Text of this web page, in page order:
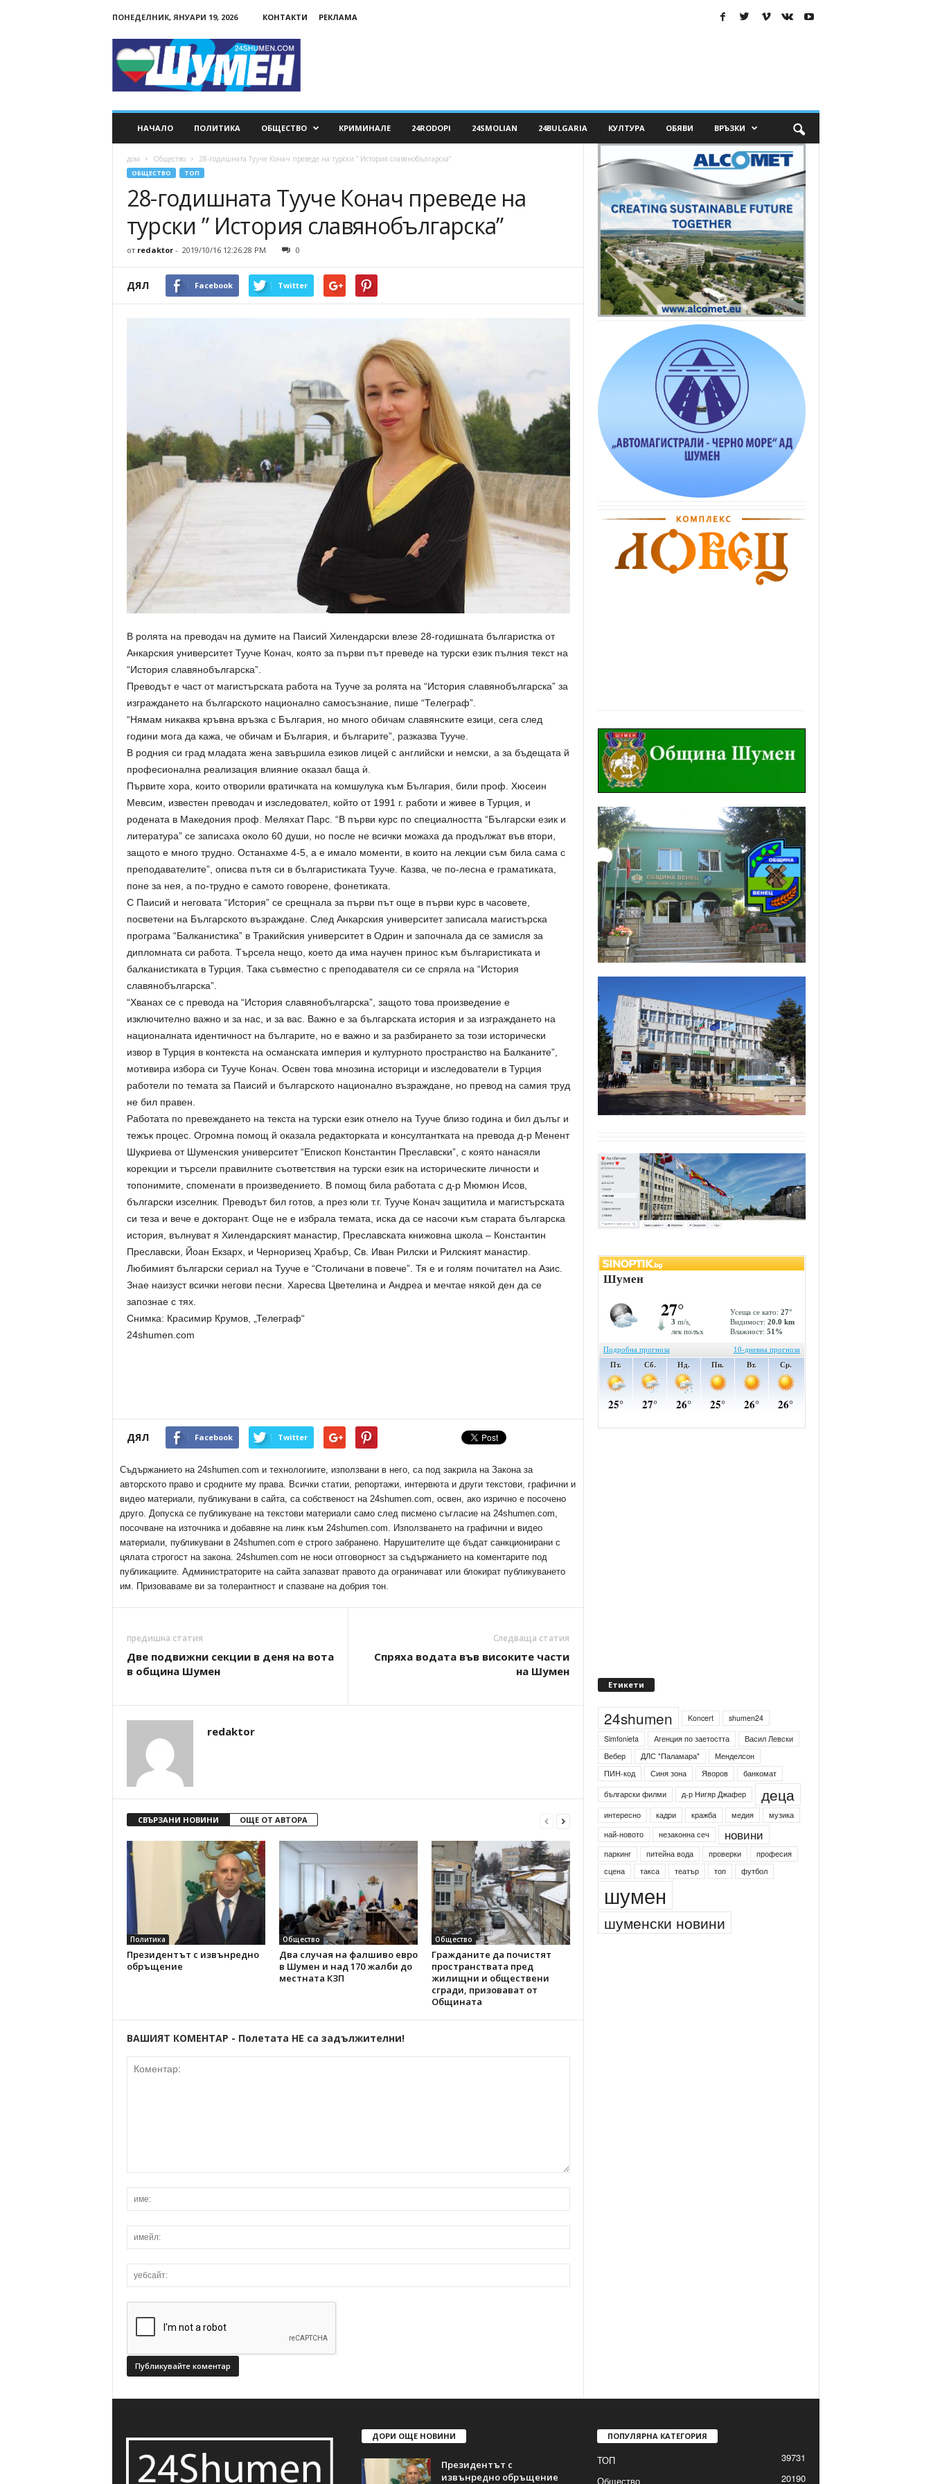
ПОНЕДЕЛНИК, ЯНУАРИ 19, 2026 КОНТАКТИ РЕКЛАМА
НАЧАЛО ПОЛИТИКА ОБЩЕСТВО КРИМИНАЛЕ 24RODOPI 24SMOLIAN 24BULGARIA КУЛТУРА ОБЯВИ ВРЪЗКИ
дом Общество 28-годишната Тууче Конач преведе на турски ” История славянобългарска”
ОБЩЕСТВО ТОП
28-годишната Тууче Конач преведе на
турски ” История славянобългарска”
от redaktor- 2019/10/16 12:26:28 PM 0
ДЯЛ Facebook Twitter
В ролята на преводач на думите на Паисий Хилендарски влeзe 28-годишната българистка от
Анкарския университет Тууче Конач, която за първи път преведе на турски език пълния текст на
“История славянобългарска”.
Преводът е част от магистърската работа на Тууче за ролята на “История славянобългарска” за
изграждането на българското национално самосъзнание, пише “Телеграф”.
“Нямам никаква кръвна връзка с България, но много обичам славянските езици, сега след
години мога да кажа, че обичам и България, и българите”, разказва Тууче.
В родния си град младата жена завършила езиков лицей с английски и немски, а за бъдещата й
професионална реализация влияние оказал баща ѝ.
Първите хора, които отворили вратичката на комшулука към България, били проф. Хюсеин
Мевсим, известен преводач и изследовател, който от 1991 г. работи и живее в Турция, и
родената в Македония проф. Меляхат Парс. “В първи курс по специалността “Български език и
литература” се записаха около 60 души, но после не всички можаха да продължат във втори,
защото е много трудно. Останахме 4-5, а е имало моменти, в които на лекции съм била сама с
преподавателите”, описва пътя си в българистиката Тууче. Казва, че по-лесна е граматиката,
поне за нея, а по-трудно е самото говорене, фонетиката.
С Паисий и неговата “История” се срещнала за първи път още в първи курс в часовете,
посветени на Българското възраждане. След Анкарския университет записала магистърска
програма “Балканистика” в Тракийския университет в Одрин и започнала да се замисля за
дипломната си работа. Търсела нещо, което да има научен принос към българистиката и
балканистиката в Турция. Така съвместно с преподавателя си се спряла на “История
славянобългарска”.
“Хванах се с превода на “История славянобългарска”, защото това произведение е
изключително важно и за нас, и за вас. Важно е за българската история и за изграждането на
националната идентичност на българите, но е важно и за разбирането за този исторически
извор в Турция в контекста на османската империя и културното пространство на Балканите”,
мотивира избора си Тууче Конач. Освен това мнозина историци и изследователи в Турция
работели по темата за Паисий и българското национално възраждане, но превод на самия труд
не бил правен.
Работата по превеждането на текста на турски език отнело на Тууче близо година и бил дълъг и
тежък процес. Огромна помощ й оказала редакторката и консултантката на превода д-р Менент
Шукриева от Шуменския университет “Епископ Константин Преславски”, с която нанасяли
корекции и търсели правилните съответствия на турски език на историческите личности и
топонимите, споменати в произведението. В помощ била работата с д-р Мюмюн Исов,
български изселник. Преводът бил готов, а през юли т.г. Тууче Конач защитила и магистърската
си теза и вече е докторант. Още не е избрала темата, иска да се насочи към старата българска
история, вълнуват я Хилендарският манастир, Преславската книжовна школа – Константин
Преславски, Йоан Екзарх, и Черноризец Храбър, Св. Иван Рилски и Рилският манастир.
Любимият български сериал на Тууче е “Столичани в повече”. Тя е и голям почитател на Азис.
Знае наизуст всички негови песни. Харесва Цветелина и Андреа и мечтае някой ден да се
запознае с тях.
Снимка: Красимир Крумов, „Телеграф“
24shumen.com
ДЯЛ Facebook Twitter
Съдържанието на 24shumen.com и технологиите, използвани в него, са под закрила на Закона за
авторското право и сродните му права. Всички статии, репортажи, интервюта и други текстови, графични и
видео материали, публикувани в сайта, са собственост на 24shumen.com, освен, ако изрично е посочено
друго. Допуска се публикуване на текстови материали само след писмено съгласие на 24shumen.com,
посочване на източника и добавяне на линк към 24shumen.com. Използването на графични и видео
материали, публикувани в 24shumen.com е строго забранено. Нарушителите ще бъдат санкционирани с
цялата строгост на закона. 24shumen.com не носи отговорност за съдържанието на коментарите под
публикациите. Администраторите на сайта запазват правото да ограничават или блокират публикуването
им. Призоваваме ви за толерантност и спазване на добрия тон.
предишна статия
Две подвижни секции в деня на вота
в община Шумен
Следваща статия
Спряха водата във високите части
на Шумен
redaktor
СВЪРЗАНИ НОВИНИ ОЩЕ ОТ АВТОРА
Политика
Президентът с извънредно
обръщение
Общество
Два случая на фалшиво евро
в Шумен и над 170 жалби до
местната КЗП
Общество
Гражданите да почистят
пространствата пред
жилищни и обществени
сгради, призовават от
Общината
ВАШИЯТ КОМЕНТАР - Полетата НЕ са задължителни!
Етикети
24shumen Koncert
shumen24
Simfonieta
Агенция по заетостта
Васил Левски
Вебер
ДЛС "Паламара"
Менделсон
ПИН-код
Синя зона Яворов
банкомат
български филми
д-р Нигяр Джафер деца
интересно кадри кражба медия
музика
най-новото
незаконна сеч новини
паркинг питейна вода проверки
професия
сцена
такса театър топ футбол
шумен
шуменски новини
ДОРИ ОЩЕ НОВИНИ
Президентът с
извънредно обръщение
ПОПУЛЯРНА КАТЕГОРИЯ
ТОП
39731
Общество
20190